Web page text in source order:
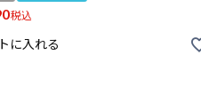
税込
に入れる